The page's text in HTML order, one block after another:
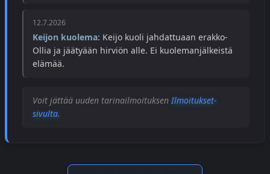
12.7.2026
Keijon kuolema: Keijo kuoli jahdattuaan erakko-
Ollia ja jäätyään hirviön alle. Ei kuolemanjälkeistä
elämää.
Voit jättää uuden tarinailmoituksenIlmoitukset-
sivulta.